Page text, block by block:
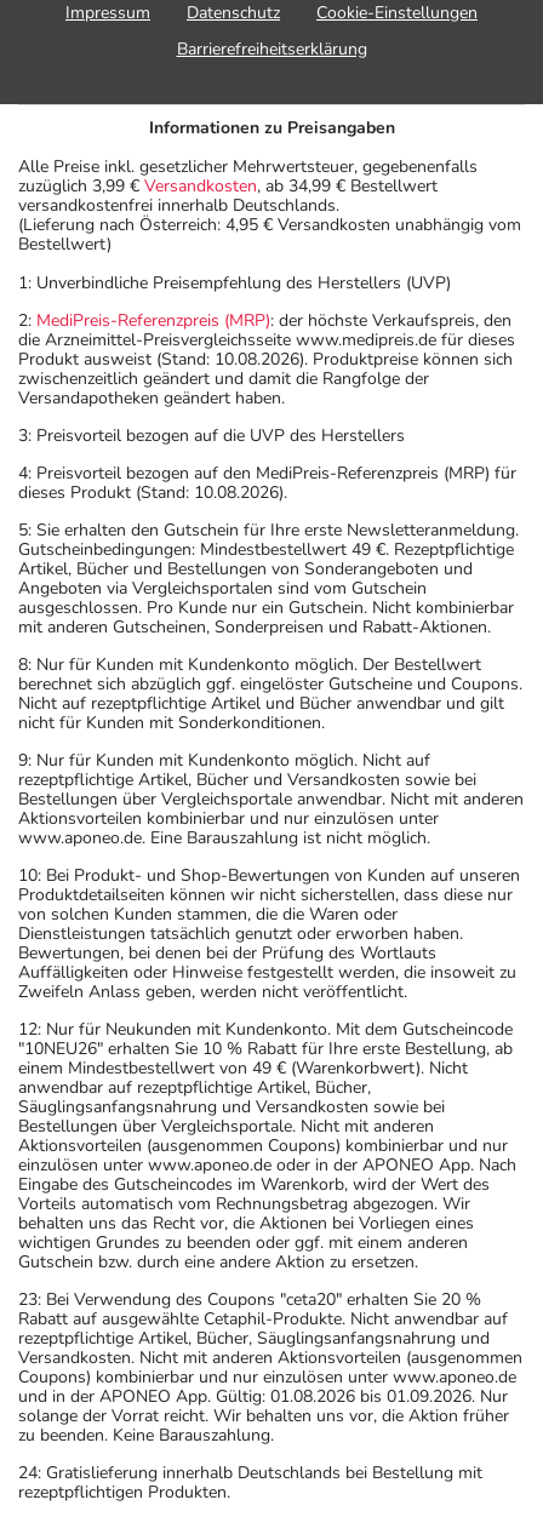
Impressum
Datenschutz
Cookie-Einstellungen
Barrierefreiheitserklärung
Informationen zu Preisangaben
Alle Preise inkl. gesetzlicher Mehrwertsteuer, gegebenenfalls
zuzüglich 3,99 € Versandkosten, ab 34,99 € Bestellwert
versandkostenfrei innerhalb Deutschlands.
(Lieferung nach Österreich: 4,95 € Versandkosten unabhängig vom
Bestellwert)
1: Unverbindliche Preisempfehlung des Herstellers (UVP)
2: MediPreis-Referenzpreis (MRP): der höchste Verkaufspreis, den
die Arzneimittel-Preisvergleichsseite www.medipreis.de für dieses
Produkt ausweist (Stand: 10.08.2026). Produktpreise können sich
zwischenzeitlich geändert und damit die Rangfolge der
Versandapotheken geändert haben.
3: Preisvorteil bezogen auf die UVP des Herstellers
4: Preisvorteil bezogen auf den MediPreis-Referenzpreis (MRP) für
dieses Produkt (Stand: 10.08.2026).
5: Sie erhalten den Gutschein für Ihre erste Newsletteranmeldung.
Gutscheinbedingungen: Mindestbestellwert 49 €. Rezeptpflichtige
Artikel, Bücher und Bestellungen von Sonderangeboten und
Angeboten via Vergleichsportalen sind vom Gutschein
ausgeschlossen. Pro Kunde nur ein Gutschein. Nicht kombinierbar
mit anderen Gutscheinen, Sonderpreisen und Rabatt-Aktionen.
8: Nur für Kunden mit Kundenkonto möglich. Der Bestellwert
berechnet sich abzüglich ggf. eingelöster Gutscheine und Coupons.
Nicht auf rezeptpflichtige Artikel und Bücher anwendbar und gilt
nicht für Kunden mit Sonderkonditionen.
9: Nur für Kunden mit Kundenkonto möglich. Nicht auf
rezeptpflichtige Artikel, Bücher und Versandkosten sowie bei
Bestellungen über Vergleichsportale anwendbar. Nicht mit anderen
Aktionsvorteilen kombinierbar und nur einzulösen unter
www.aponeo.de. Eine Barauszahlung ist nicht möglich.
10: Bei Produkt- und Shop-Bewertungen von Kunden auf unseren
Produktdetailseiten können wir nicht sicherstellen, dass diese nur
von solchen Kunden stammen, die die Waren oder
Dienstleistungen tatsächlich genutzt oder erworben haben.
Bewertungen, bei denen bei der Prüfung des Wortlauts
Auffälligkeiten oder Hinweise festgestellt werden, die insoweit zu
Zweifeln Anlass geben, werden nicht veröffentlicht.
12: Nur für Neukunden mit Kundenkonto. Mit dem Gutscheincode
"10NEU26" erhalten Sie 10 % Rabatt für Ihre erste Bestellung, ab
einem Mindestbestellwert von 49 € (Warenkorbwert). Nicht
anwendbar auf rezeptpflichtige Artikel, Bücher,
Säuglingsanfangsnahrung und Versandkosten sowie bei
Bestellungen über Vergleichsportale. Nicht mit anderen
Aktionsvorteilen (ausgenommen Coupons) kombinierbar und nur
einzulösen unter www.aponeo.de oder in der APONEO App. Nach
Eingabe des Gutscheincodes im Warenkorb, wird der Wert des
Vorteils automatisch vom Rechnungsbetrag abgezogen. Wir
behalten uns das Recht vor, die Aktionen bei Vorliegen eines
wichtigen Grundes zu beenden oder ggf. mit einem anderen
Gutschein bzw. durch eine andere Aktion zu ersetzen.
23: Bei Verwendung des Coupons "ceta20" erhalten Sie 20 %
Rabatt auf ausgewählte Cetaphil-Produkte. Nicht anwendbar auf
rezeptpflichtige Artikel, Bücher, Säuglingsanfangsnahrung und
Versandkosten. Nicht mit anderen Aktionsvorteilen (ausgenommen
Coupons) kombinierbar und nur einzulösen unter www.aponeo.de
und in der APONEO App. Gültig: 01.08.2026 bis 01.09.2026. Nur
solange der Vorrat reicht. Wir behalten uns vor, die Aktion früher
zu beenden. Keine Barauszahlung.
24: Gratislieferung innerhalb Deutschlands bei Bestellung mit
rezeptpflichtigen Produkten.